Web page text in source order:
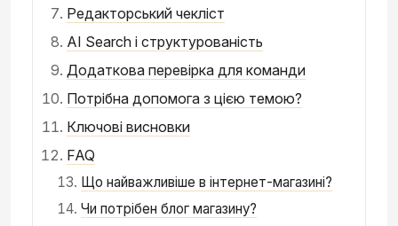
Редакторський чекліст
AI Search і структурованість
Додаткова перевірка для команди
Потрібна допомога з цією темою?
Ключові висновки
FAQ
Що найважливіше в інтернет-магазині?
Чи потрібен блог магазину?